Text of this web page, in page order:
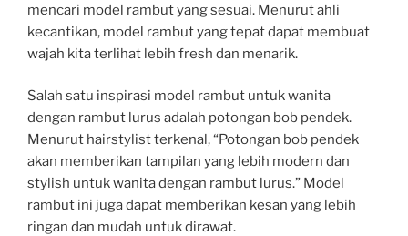
mencari model rambut yang sesuai. Menurut ahli
kecantikan, model rambut yang tepat dapat membuat
wajah kita terlihat lebih fresh dan menarik.
Salah satu inspirasi model rambut untuk wanita
dengan rambut lurus adalah potongan bob pendek.
Menurut hairstylist terkenal, “Potongan bob pendek
akan memberikan tampilan yang lebih modern dan
stylish untuk wanita dengan rambut lurus.” Model
rambut ini juga dapat memberikan kesan yang lebih
ringan dan mudah untuk dirawat.